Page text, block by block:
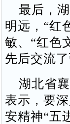
最后，湖
明远，“红
敏、“红色
先后交流
湖北省襄
表示，要
安精神“五